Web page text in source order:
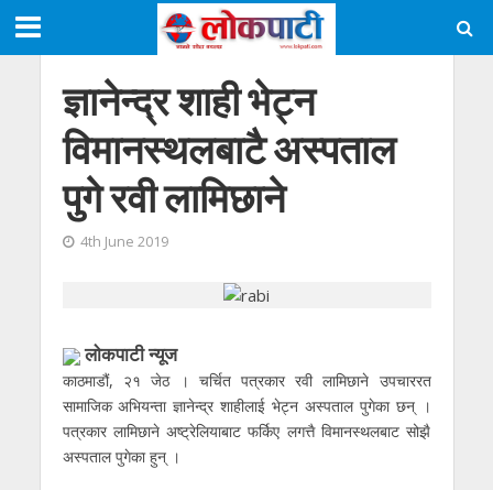
ज्ञानेन्द्र शाही भेट्न
विमानस्थलबाटै अस्पताल
पुगे रवी लामिछाने
4th June 2019
लाेकपाटी न्यूज
काठमाडौं, २१ जेठ । चर्चित पत्रकार रवी लामिछाने उपचाररत
सामाजिक अभियन्ता ज्ञानेन्द्र शाहीलाई भेट्न अस्पताल पुगेका छन् ।
पत्रकार लामिछाने अष्ट्रेलियाबाट फर्किए लगत्तै विमानस्थलबाट सोझै
अस्पताल पुगेका हुन् ।